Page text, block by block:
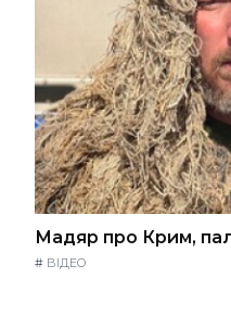
Мадяр про Крим,
# ВІДЕО